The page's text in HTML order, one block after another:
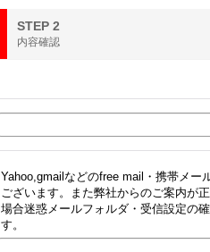
STEP 2
内容確認
Yahoo,gmailなどのfree mail・携帯メー
ございます。また弊社からのご案内が
場合迷惑メールフォルダ・受信設定の
す。